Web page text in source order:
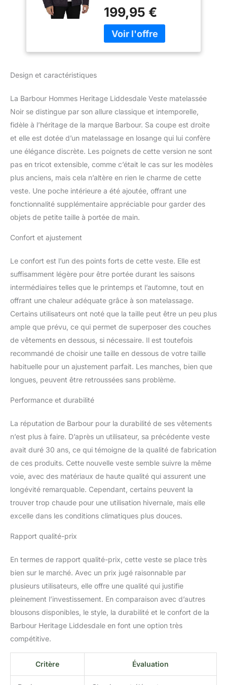
199,95 €
Design et caractéristiques
La Barbour Hommes Heritage Liddesdale Veste matelassée
Noir se distingue par son allure classique et intemporelle,
fidèle à l’héritage de la marque Barbour. Sa coupe est droite
et elle est dotée d’un matelassage en losange qui lui confère
une élégance discrète. Les poignets de cette version ne sont
pas en tricot extensible, comme c’était le cas sur les modèles
plus anciens, mais cela n’altère en rien le charme de cette
veste. Une poche intérieure a été ajoutée, offrant une
fonctionnalité supplémentaire appréciable pour garder des
objets de petite taille à portée de main.
Confort et ajustement
Le confort est l’un des points forts de cette veste. Elle est
suffisamment légère pour être portée durant les saisons
intermédiaires telles que le printemps et l’automne, tout en
offrant une chaleur adéquate grâce à son matelassage.
Certains utilisateurs ont noté que la taille peut être un peu plus
ample que prévu, ce qui permet de superposer des couches
de vêtements en dessous, si nécessaire. Il est toutefois
recommandé de choisir une taille en dessous de votre taille
habituelle pour un ajustement parfait. Les manches, bien que
longues, peuvent être retroussées sans problème.
Performance et durabilité
La réputation de Barbour pour la durabilité de ses vêtements
n’est plus à faire. D’après un utilisateur, sa précédente veste
avait duré 30 ans, ce qui témoigne de la qualité de fabrication
de ces produits. Cette nouvelle veste semble suivre la même
voie, avec des matériaux de haute qualité qui assurent une
longévité remarquable. Cependant, certains peuvent la
trouver trop chaude pour une utilisation hivernale, mais elle
excelle dans les conditions climatiques plus douces.
Rapport qualité-prix
En termes de rapport qualité-prix, cette veste se place très
bien sur le marché. Avec un prix jugé raisonnable par
plusieurs utilisateurs, elle offre une qualité qui justifie
pleinement l’investissement. En comparaison avec d’autres
blousons disponibles, le style, la durabilité et le confort de la
Barbour Heritage Liddesdale en font une option très
compétitive.
Critère Évaluation